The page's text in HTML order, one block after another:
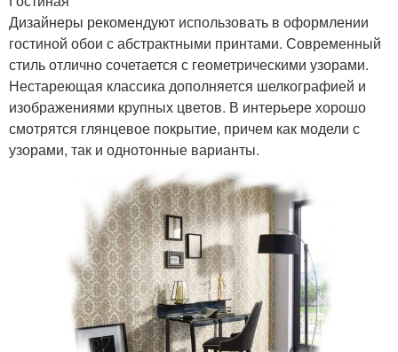
Дизайнеры рекомендуют использовать в оформлении
гостиной обои с абстрактными принтами. Современный
стиль отлично сочетается с геометрическими узорами.
Нестареющая классика дополняется шелкографией и
изображениями крупных цветов. В интерьере хорошо
смотрятся глянцевое покрытие, причем как модели с
узорами, так и однотонные варианты.